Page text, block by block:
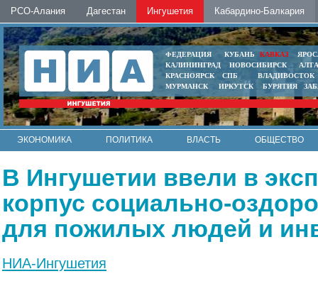
РСО-Алания Дагестан Ингушетия Кабардино-Балкария
ФЕДЕРАЦИЯ КУБАНЬ КАВКАЗ
КАЛИНИНГРАД
НОВОСИБИРСК
КРАСНОЯРСК
СПБ
ВЛАДИВОСТОК
МУРМАНСК
ИРКУТСК БУРЯТИЯ
ЭКОНОМИКА ПОЛИТИКА ВЛАСТЬ
ОБЩЕСТВО
В Ингушетии ввели в
корпус социально-
для пожилых людей и
НИА-Ингушетия